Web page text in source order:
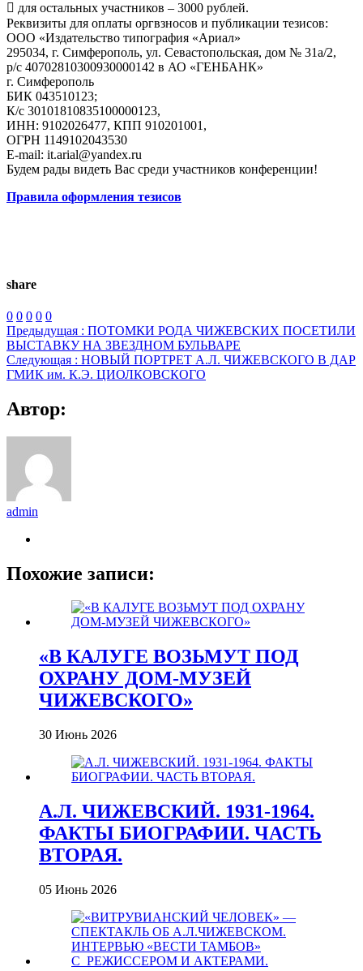
 для остальных участников – 3000 рублей.
Реквизиты для оплаты оргвзносов и публикации тезисов:
ООО «Издательство типография «Ариал»
295034, г. Симферополь, ул. Севастопольская, дом № 31а/2,
р/с 40702810300930000142 в АО «ГЕНБАНК»
г. Симферополь
БИК 043510123;
К/с 30101810835100000123,
ИНН: 9102026477, КПП 910201001,
ОГРН 1149102043530
E-mail: it.arial@yandex.ru
Будем рады видеть Вас среди участников конференции!
Правила оформления тезисов
share
0 0 0 0 0
Предыдущая : ПОТОМКИ РОДА ЧИЖЕВСКИХ ПОСЕТИЛИ
ВЫСТАВКУ НА ЗВЕЗДНОМ БУЛЬВАРЕ
Следующая : НОВЫЙ ПОРТРЕТ А.Л. ЧИЖЕВСКОГО В ДАР
ГМИК им. К.Э. ЦИОЛКОВСКОГО
Автор:
admin
Похожие записи:
«В КАЛУГЕ ВОЗЬМУТ ПОД
ОХРАНУ ДОМ-МУЗЕЙ
ЧИЖЕВСКОГО»
30 Июнь 2026
А.Л. ЧИЖЕВСКИЙ. 1931-1964.
ФАКТЫ БИОГРАФИИ. ЧАСТЬ
ВТОРАЯ.
05 Июнь 2026